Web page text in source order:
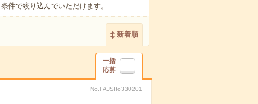
件で絞り込んでいただけます。
新着順
一括
応募
No.FAJSIfo330201